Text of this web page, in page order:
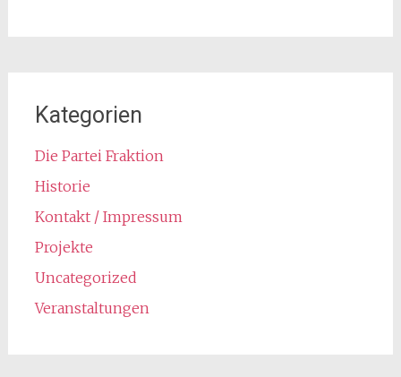
Kategorien
Die Partei Fraktion
Historie
Kontakt / Impressum
Projekte
Uncategorized
Veranstaltungen